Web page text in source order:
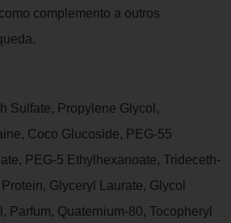
complemento a outros
Sulfate, Propylene Glycol,
Coco Glucoside, PEG-55
PEG-5 Ethylhexanoate, Trideceth-
Glyceryl Laurate, Glycol
Parfum, Quaternium-80, Tocopheryl